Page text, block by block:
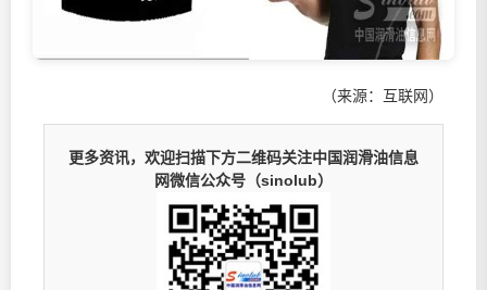
（来源：互联网）
更多资讯，欢迎扫描下方二维码关注中国润滑油信息
网微信公众号（sinolub）